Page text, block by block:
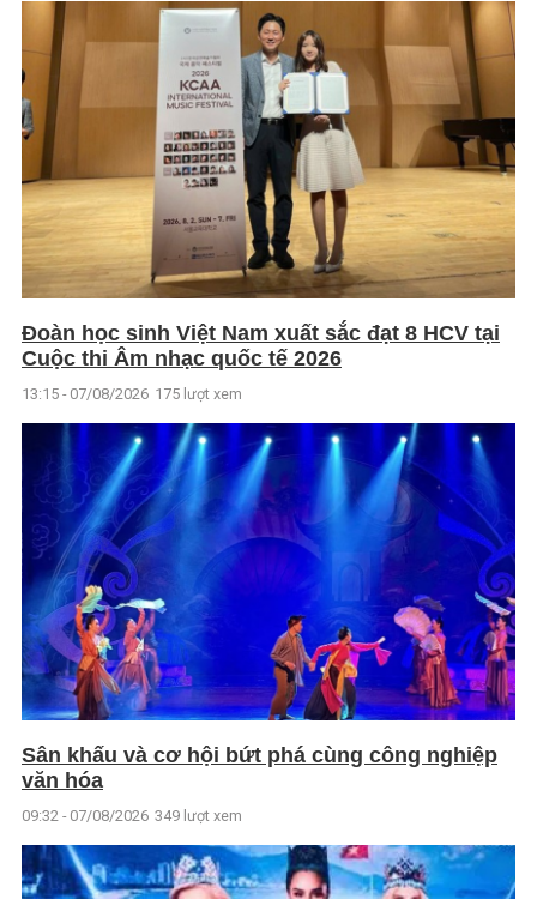
Đoàn học sinh Việt Nam xuất sắc đạt 8 HCV tại
Cuộc thi Âm nhạc quốc tế 2026
13:15 - 07/08/2026 175 lượt xem
Sân khấu và cơ hội bứt phá cùng công nghiệp
văn hóa
09:32 - 07/08/2026 349 lượt xem